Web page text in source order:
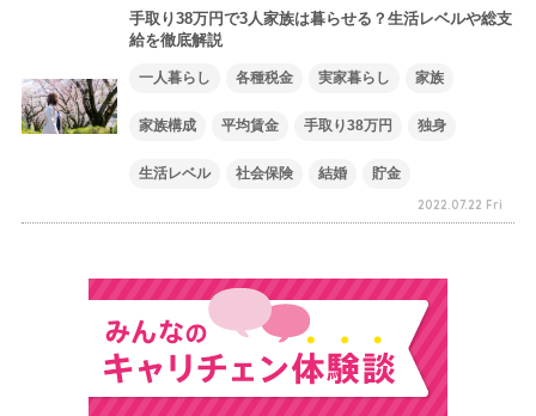
手取り38万円で3人家族は暮らせる？生活レベルや総支
給を徹底解説
一人暮らし 各種税金 実家暮らし 家族
家族構成 平均賃金 手取り38万円 独身
生活レベル 社会保険 結婚 貯金
2022.07.22 Fri